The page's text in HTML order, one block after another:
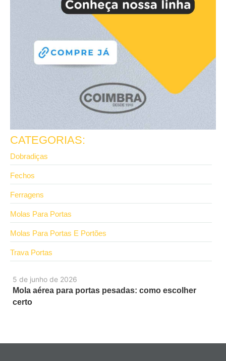
5 de junho de 2026
Mola aérea para portas pesadas: como escolher
certo
CATEGORIAS:
Dobradiças
Fechos
Ferragens
Molas Para Portas
Molas Para Portas E Portões
Trava Portas